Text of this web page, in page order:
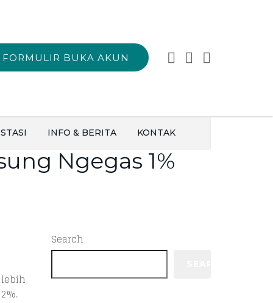
FORMULIR BUKA AKUN
INFO & BERITA KONTAK
Ngegas 1%
lebih
Search